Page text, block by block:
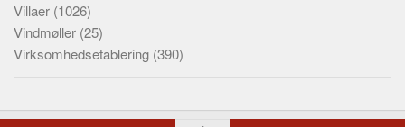
Villaer (1026)
Vindmøller (25)
Virksomhedsetablering (390)